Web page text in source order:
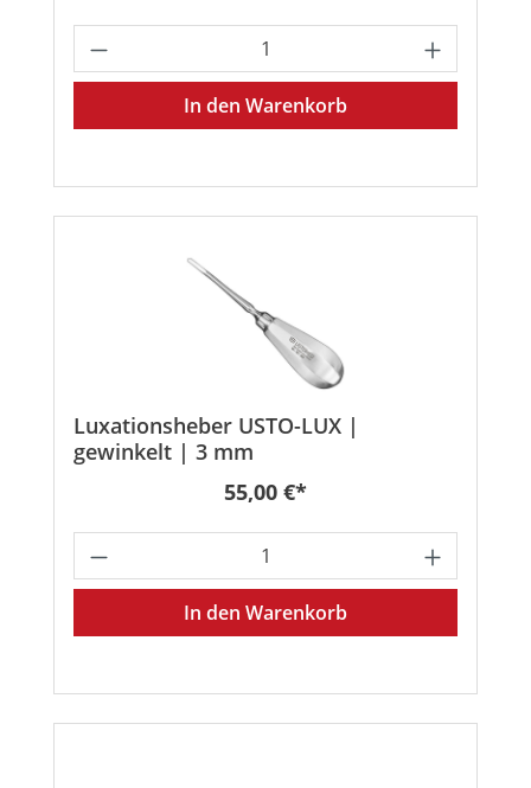
Produkt Anzahl: Gib den
In den Warenkorb
Luxationsheber USTO-LUX |
gewinkelt | 3 mm
Regulärer Preis:
55,00 €*
Produkt Anzahl: Gib den
In den Warenkorb